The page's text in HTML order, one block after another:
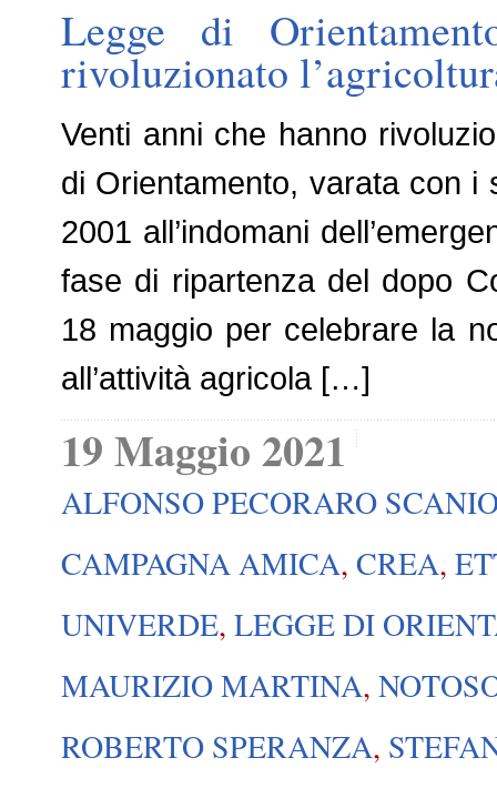
Legge di
rivoluzionato
Venti anni che hanno
di Orientamento, varata con i
2001 all’indomani
fase di ripartenza del dopo
18 maggio per celebrare la
all’attività agricola […]
19 Maggio 2021
ALFONSO PECORARO
CAMPAGNA AMICA, CREA,
UNIVERDE, LEGGE DI
MAURIZIO MARTINA,
ROBERTO SPERANZA,